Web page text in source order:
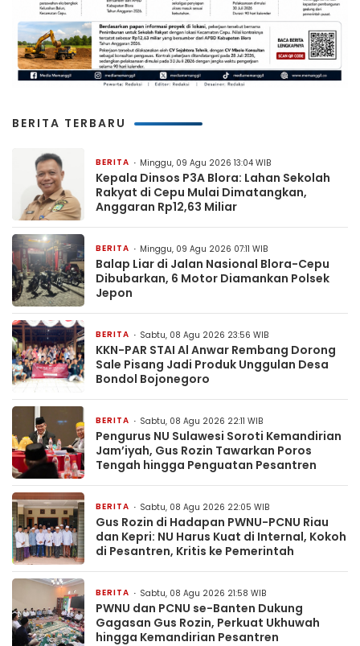
BERITA TERBARU
BERITA Minggu, 09 Agu 2026 13:04 WIB
Kepala Dinsos P3A Blora: Lahan Sekolah
Rakyat di Cepu Mulai Dimatangkan,
Anggaran Rp12,63 Miliar
BERITA Minggu, 09 Agu 2026 07:11 WIB
Balap Liar di Jalan Nasional Blora-Cepu
Dibubarkan, 6 Motor Diamankan Polsek
Jepon
BERITA Sabtu, 08 Agu 2026 23:56 WIB
KKN-PAR STAI Al Anwar Rembang Dorong
Sale Pisang Jadi Produk Unggulan Desa
Bondol Bojonegoro
BERITA Sabtu, 08 Agu 2026 22:11 WIB
Pengurus NU Sulawesi Soroti Kemandirian
Jam’iyah, Gus Rozin Tawarkan Poros
Tengah hingga Penguatan Pesantren
BERITA Sabtu, 08 Agu 2026 22:05 WIB
Gus Rozin di Hadapan PWNU-PCNU Riau
dan Kepri: NU Harus Kuat di Internal, Kokoh
di Pesantren, Kritis ke Pemerintah
BERITA Sabtu, 08 Agu 2026 21:58 WIB
PWNU dan PCNU se-Banten Dukung
Gagasan Gus Rozin, Perkuat Ukhuwah
hingga Kemandirian Pesantren